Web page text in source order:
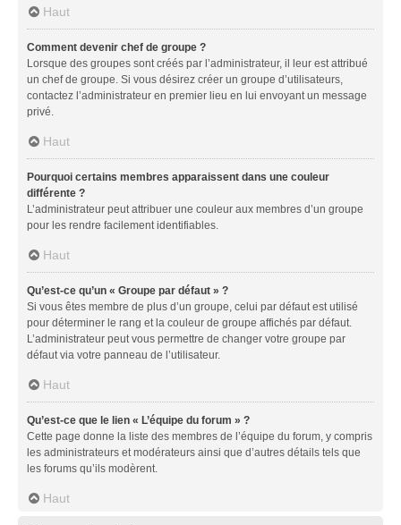
Haut
Comment devenir chef de groupe ?
Lorsque des groupes sont créés par l’administrateur, il leur est attribué
un chef de groupe. Si vous désirez créer un groupe d’utilisateurs,
contactez l’administrateur en premier lieu en lui envoyant un message
privé.
Haut
Pourquoi certains membres apparaissent dans une couleur
différente ?
L’administrateur peut attribuer une couleur aux membres d’un groupe
pour les rendre facilement identifiables.
Haut
Qu’est-ce qu’un « Groupe par défaut » ?
Si vous êtes membre de plus d’un groupe, celui par défaut est utilisé
pour déterminer le rang et la couleur de groupe affichés par défaut.
L’administrateur peut vous permettre de changer votre groupe par
défaut via votre panneau de l’utilisateur.
Haut
Qu’est-ce que le lien « L’équipe du forum » ?
Cette page donne la liste des membres de l’équipe du forum, y compris
les administrateurs et modérateurs ainsi que d’autres détails tels que
les forums qu’ils modèrent.
Haut